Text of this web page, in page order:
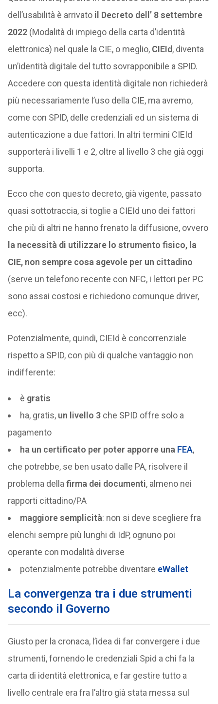
dell’usabilità è arrivato il Decreto dell’ 8 settembre
2022(Modalità di impiego della carta d’identità
elettronica) nel quale la CIE, o meglio, CIEId, diventa
un’identità digitale del tutto sovrapponibile a SPID.
Accedere con questa identità digitale non richiederà
più necessariamente l’uso della CIE, ma avremo,
come con SPID, delle credenziali ed un sistema di
autenticazione a due fattori. In altri termini CIEId
supporterà i livelli 1 e 2, oltre al livello 3 che già oggi
supporta.
Ecco che con questo decreto, già vigente, passato
quasi sottotraccia, si toglie a CIEId uno dei fattori
che più di altri ne hanno frenato la diffusione, ovvero
la necessità di utilizzare lo strumento fisico, la
CIE, non sempre cosa agevole per un cittadino
(serve un telefono recente con NFC, i lettori per PC
sono assai costosi e richiedono comunque driver,
ecc).
Potenzialmente, quindi, CIEId è concorrenziale
rispetto a SPID, con più di qualche vantaggio non
indifferente:
è gratis
ha, gratis, un livello 3che SPID offre solo a
pagamento
ha un certificato per poter apporre una FEA,
che potrebbe, se ben usato dalle PA, risolvere il
problema della firma dei documenti, almeno nei
rapporti cittadino/PA
maggiore semplicità: non si deve scegliere fra
elenchi sempre più lunghi di IdP, ognuno poi
operante con modalità diverse
potenzialmente potrebbe diventare eWallet
La convergenza tra i due strumenti
secondo il Governo
Giusto per la cronaca, l’idea di far convergere i due
strumenti, fornendo le credenziali Spid a chi fa la
carta di identità elettronica, e far gestire tutto a
livello centrale era fra l’altro già stata messa sul